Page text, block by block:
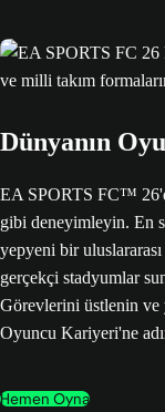
Dünyanın
EA SPORTS FC™
gibi deneyimleyin. En
yepyeni bir
gerçekçi stadyumlar
Görevlerini üstlenin ve
Oyuncu Kariyeri'ne
Hemen Oyna